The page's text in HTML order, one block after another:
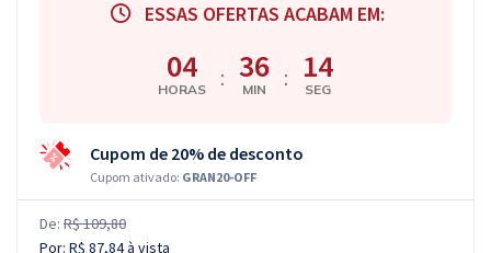
ESSAS OFERTAS ACABAM EM:
04
HORAS : 36
MIN : 14
SEG
Cupom de 20% de desconto
Cupom ativado: GRAN20-OFF
De: R$ 109,80
Por: R$ 87,84à vista